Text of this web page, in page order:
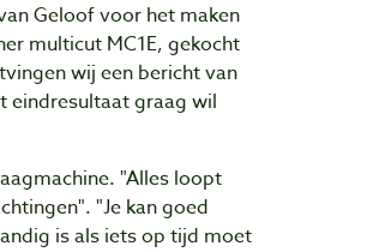
Geloof voor het maken
multicut MC1E, gekocht
wij een bericht van
eindresultaat graag wil
"Alles loopt
"Je kan goed
is als iets op tijd moet